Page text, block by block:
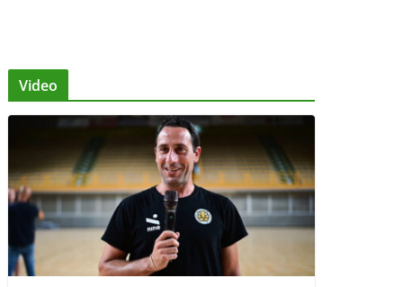
Video